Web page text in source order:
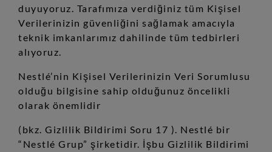
duyuyoruz. Tarafımıza verdiğiniz tüm Kişisel
Verilerinizin güvenliğini sağlamak amacıyla
teknik imkanlarımız dahilinde tüm tedbirleri
alıyoruz.
Nestlé’nin Kişisel Verilerinizin Veri Sorumlusu
olduğu bilgisine sahip olduğunuz öncelikli
olarak önemlidir
(bkz. Gizlilik Bildirimi Soru 17 ). Nestlé bir
“Nestlé Grup” şirketidir. İşbu Gizlilik Bildirimi